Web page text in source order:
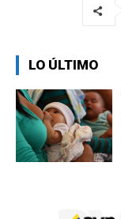
LO ÚLTIMO